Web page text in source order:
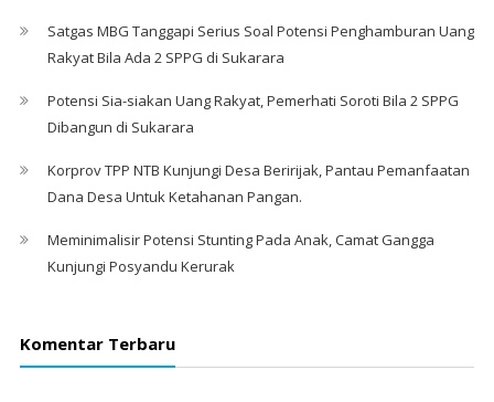
Satgas MBG Tanggapi Serius Soal Potensi Penghamburan Uang
Rakyat Bila Ada 2 SPPG di Sukarara
Potensi Sia-siakan Uang Rakyat, Pemerhati Soroti Bila 2 SPPG
Dibangun di Sukarara
Korprov TPP NTB Kunjungi Desa Beririjak, Pantau Pemanfaatan
Dana Desa Untuk Ketahanan Pangan.
Meminimalisir Potensi Stunting Pada Anak, Camat Gangga
Kunjungi Posyandu Kerurak
Komentar Terbaru